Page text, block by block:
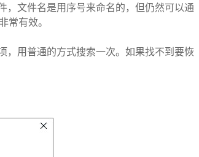
，文件名是用序号来命名的，但仍然可以通
常有效。
，用普通的方式搜索一次。如果找不到要恢